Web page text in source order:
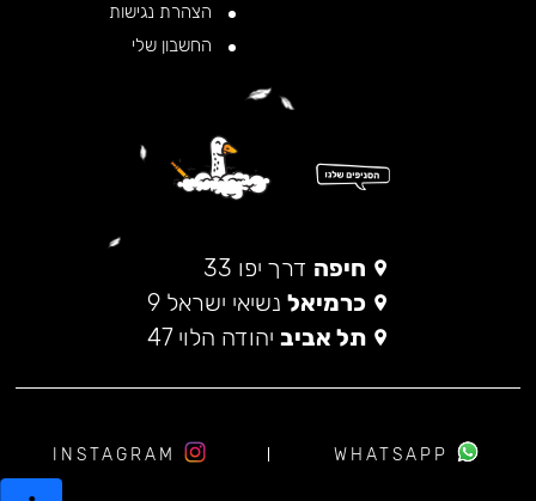
הצהרת נגישות
החשבון שלי
חיפה דרך יפו 33
כרמיאל נשיאי ישראל 9
תל אביב יהודה הלוי 47
WHATSAPP
INSTAGRAM